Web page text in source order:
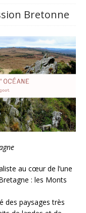
Bretonne
au cœur de l’une
: les Monts
des paysages très